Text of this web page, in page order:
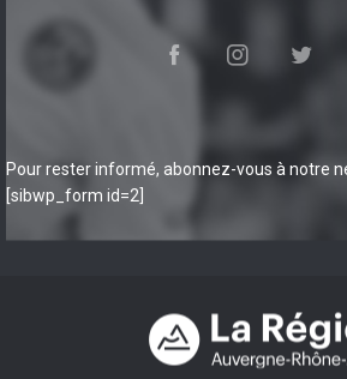
Pour rester informé, abonnez-vous à notre
[sibwp_form id=2]